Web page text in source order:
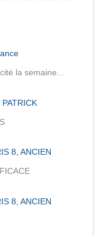
la semaine...
8, ANCIEN
8, ANCIEN